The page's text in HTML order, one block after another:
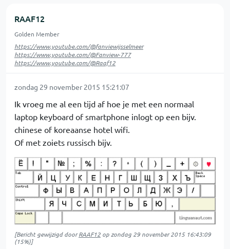
RAAF12
Golden Member
https://www.youtube.com/@fanviewijsselmeer
https://www.youtube.com/@Fanview-777
https://www.youtube.com/@Raaf12
zondag 29 november 2015 15:21:07
Ik vroeg me al een tijd af hoe je met een normaal
laptop keyboard of smartphone inlogt op een bijv.
chinese of koreaanse hotel wifi.
Of met zoiets russisch bijv.
[Bericht gewijzigd doorRAAF12 op zondag 29 november 2015 16:43:09
(15%)]